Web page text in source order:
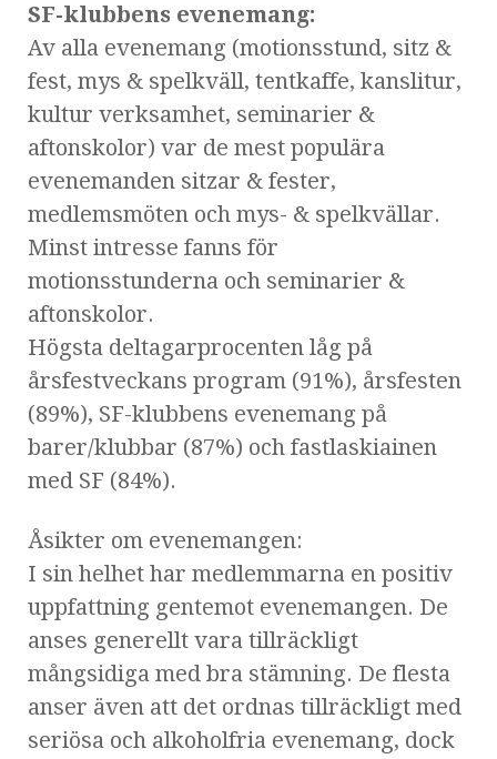
SF-klubbens evenemang:
Av alla evenemang (motionsstund, sitz &
fest, mys & spelkväll, tentkaffe, kanslitur,
kultur verksamhet, seminarier &
aftonskolor) var de mest populära
evenemanden sitzar & fester,
medlemsmöten och mys- & spelkvällar.
Minst intresse fanns för
motionsstunderna och seminarier &
aftonskolor.
Högsta deltagarprocenten låg på
årsfestveckans program (91%), årsfesten
(89%), SF-klubbens evenemang på
barer/klubbar (87%) och fastlaskiainen
med SF (84%).
Åsikter om evenemangen:
I sin helhet har medlemmarna en positiv
uppfattning gentemot evenemangen. De
anses generellt vara tillräckligt
mångsidiga med bra stämning. De flesta
anser även att det ordnas tillräckligt med
seriösa och alkoholfria evenemang, dock